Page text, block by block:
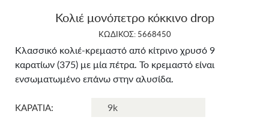
Κολιέ μονόπετρο κόκκινο drop
ΚΩΔΙΚΟΣ: 5668450
Κλασσικό κολιέ-κρεμαστό από κίτρινο χρυσό 9
καρατίων (375) με μία πέτρα. Το κρεμαστό είναι
ενσωματωμένο επάνω στην αλυσίδα.
ΚΑΡΑΤΙΑ: